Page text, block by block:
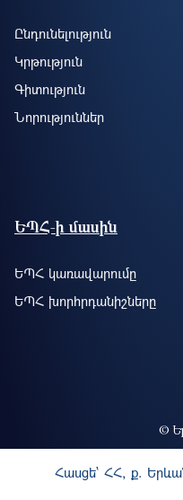
Ընդունելություն
Կրթություն
Գիտություն
Նորություններ
ԵՊՀ-ի մասին
ԵՊՀ կառավարումը
ԵՊՀ խորհրդանիշները
©
Հասցե` ՀՀ, ք.